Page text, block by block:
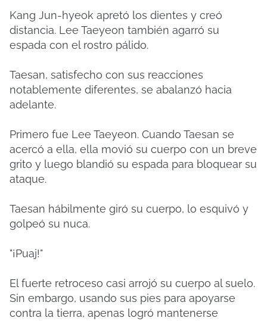
Kang Jun-hyeok apretó los dientes y creó
distancia. Lee Taeyeon también agarró su
espada con el rostro pálido.
Taesan, satisfecho con sus reacciones
notablemente diferentes, se abalanzó hacia
adelante.
Primero fue Lee Taeyeon. Cuando Taesan se
acercó a ella, ella movió su cuerpo con un breve
grito y luego blandió su espada para bloquear su
ataque.
Taesan hábilmente giró su cuerpo, lo esquivó y
golpeó su nuca.
"¡Puaj!"
El fuerte retroceso casi arrojó su cuerpo al suelo.
Sin embargo, usando sus pies para apoyarse
contra la tierra, apenas logró mantenerse